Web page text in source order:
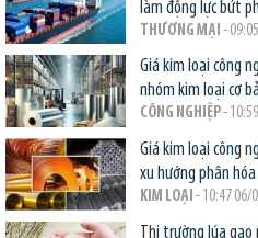
làm động lực bứt
THƯƠNG MẠI -
Giá kim loại công
nhóm kim loại cơ
CÔNG NGHIỆP-
Giá kim loại công
xu hướng phân hóa
KIM LOẠI - 10:47 06/
Thị trường lúa gạo